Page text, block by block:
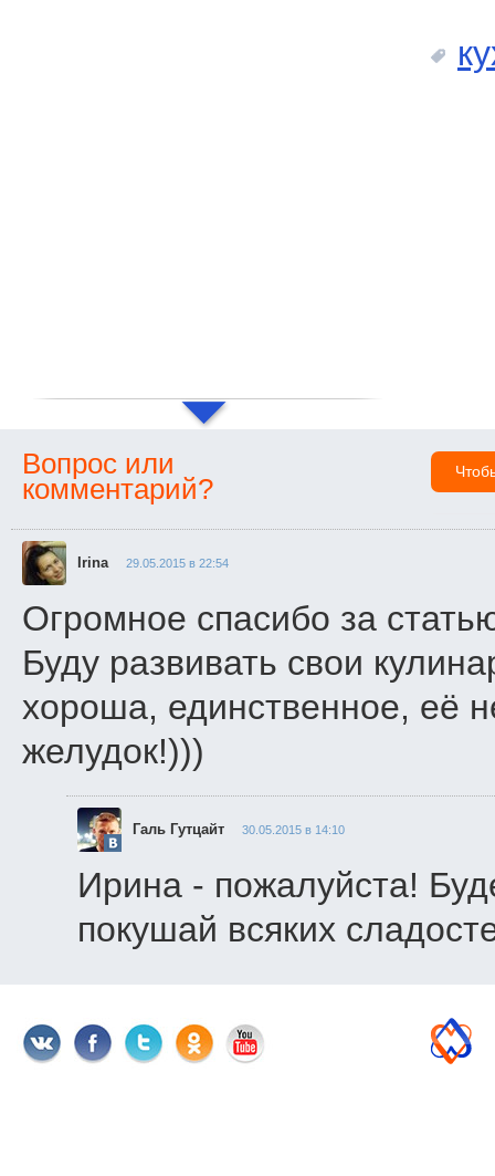
Вопрос или
комментарий?
Irina 29.05.2015 в 22:54
Огромное спасибо за
Буду развивать свои
хороша, единственное, её
желудок!)))
Галь Гутцайт 30.05.2015 в 14:10
Ирина - пожалуйста!
покушай всяких